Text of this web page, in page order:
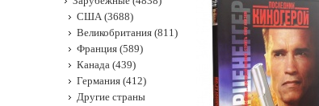
США (3688)
Великобритания (811)
Франция (589)
Канада (439)
Германия (412)
Другие страны